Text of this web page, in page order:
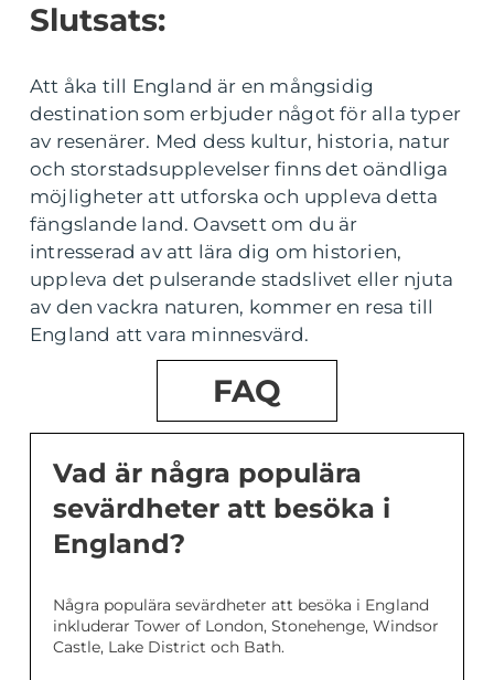
Slutsats:
Att åka till England är en mångsidig
destination som erbjuder något för alla typer
av resenärer. Med dess kultur, historia, natur
och storstadsupplevelser finns det oändliga
möjligheter att utforska och uppleva detta
fängslande land. Oavsett om du är
intresserad av att lära dig om historien,
uppleva det pulserande stadslivet eller njuta
av den vackra naturen, kommer en resa till
England att vara minnesvärd.
FAQ
Vad är några populära
sevärdheter att besöka i
England?
Några populära sevärdheter att besöka i England
inkluderar Tower of London, Stonehenge, Windsor
Castle, Lake District och Bath.